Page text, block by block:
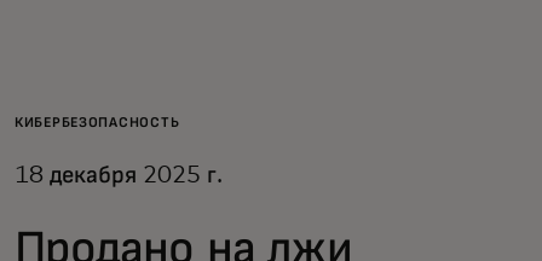
Для бизнеса
КИБЕРБЕЗОПАСНОСТЬ
18 декабря 2025 г.
Продано на лжи